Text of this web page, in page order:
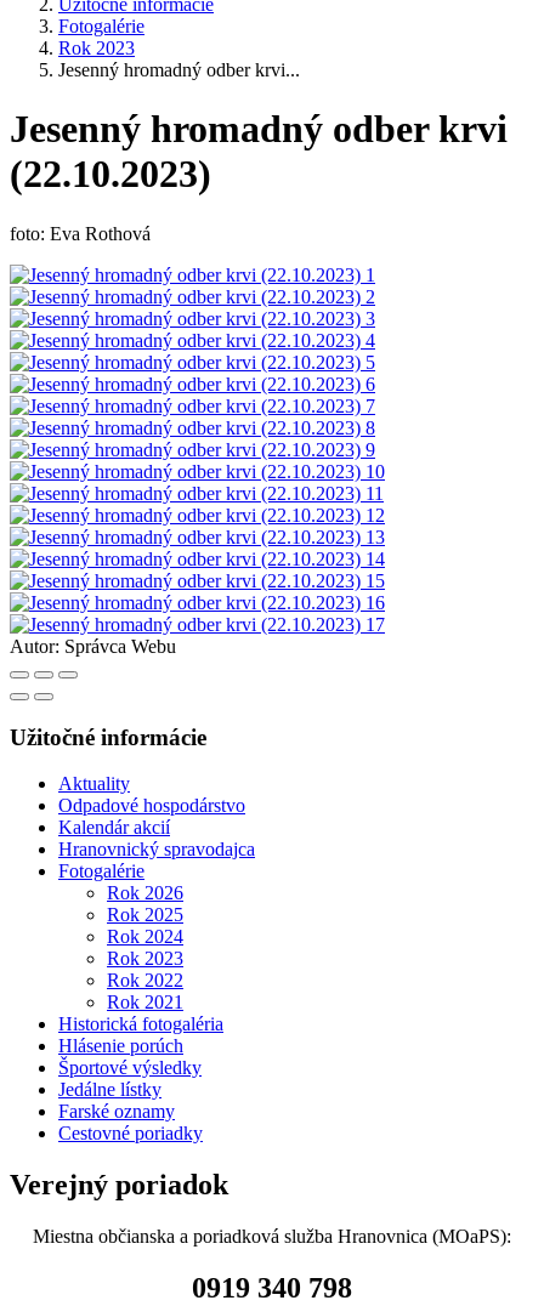
Užitočné informácie
Fotogalérie
Rok 2023
Jesenný hromadný odber krvi...
Jesenný hromadný odber krvi
(22.10.2023)
foto: Eva Rothová
Autor: Správca Webu
Užitočné informácie
Aktuality
Odpadové hospodárstvo
Kalendár akcií
Hranovnický spravodajca
Fotogalérie
Rok 2026
Rok 2025
Rok 2024
Rok 2023
Rok 2022
Rok 2021
Historická fotogaléria
Hlásenie porúch
Športové výsledky
Jedálne lístky
Farské oznamy
Cestovné poriadky
Verejný poriadok
Miestna občianska a poriadková služba Hranovnica (MOaPS):
0919 340 798